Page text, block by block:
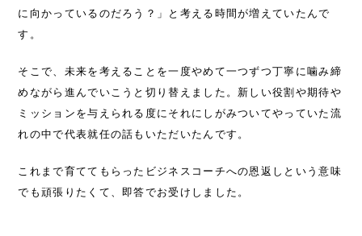
に向かっているのだろう？」と考える時間が増えていたんで
す。
そこで、未来を考えることを一度やめて一つずつ丁寧に噛み締
めながら進んでいこうと切り替えました。新しい役割や期待や
ミッションを与えられる度にそれにしがみついてやっていた流
れの中で代表就任の話もいただいたんです。
これまで育ててもらったビジネスコーチへの恩返しという意味
でも頑張りたくて、即答でお受けしました。